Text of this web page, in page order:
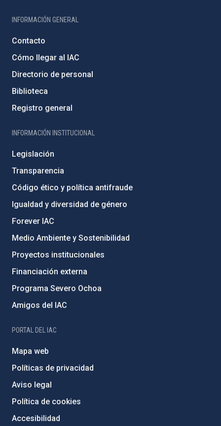
INFORMACIÓN GENERAL
Contacto
Cómo llegar al IAC
Directorio de personal
Biblioteca
Registro general
INFORMACIÓN INSTITUCIONAL
Legislación
Transparencia
Código ético y política antifraude
Igualdad y diversidad de género
Forever IAC
Medio Ambiente y Sostenibilidad
Proyectos institucionales
Financiación externa
Programa Severo Ochoa
Amigos del IAC
PORTAL DEL IAC
Mapa web
Políticas de privacidad
Aviso legal
Política de cookies
Accesibilidad